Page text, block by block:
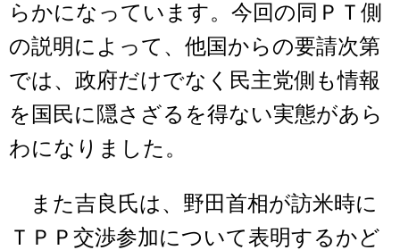
らかになっています。今回の同ＰＴ側
の説明によって、他国からの要請次第
では、政府だけでなく民主党側も情報
を国民に隠さざるを得ない実態があら
わになりました。
また吉良氏は、野田首相が訪米時に
ＴＰＰ交渉参加について表明するかど